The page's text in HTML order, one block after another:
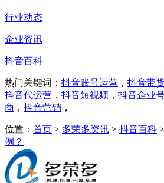
行业动态
企业资讯
抖音百科
热门关键词： 抖音账号运营 ， 抖音带
抖音代运营 ， 抖音短视频 ， 抖音企业
商 ， 抖音营销 ，
位置： 首页 > 多荣多资讯 > 抖音百科 >
例？